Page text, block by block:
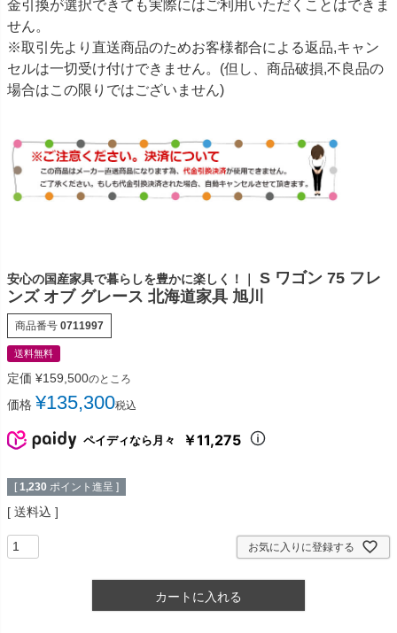
金引換が選択できても実際にはご利用いただくことはできま
せん。
※取引先より直送商品のためお客様都合による返品,キャン
セルは一切受け付けできません。(但し、商品破損,不良品の
場合はこの限りではございません)
安心の国産家具で暮らしを豊かに楽しく！｜
S ワゴン 75 フレ
ンズ オブ グレース 北海道家具 旭川
商品番号 0711997
送料無料
定価 ¥159,500のところ
価格 ¥135,300税込
ペイディなら月々 ￥11,275
[ 1,230 ポイント進呈 ]
送料込
お気に入りに登録する
カートに入れる